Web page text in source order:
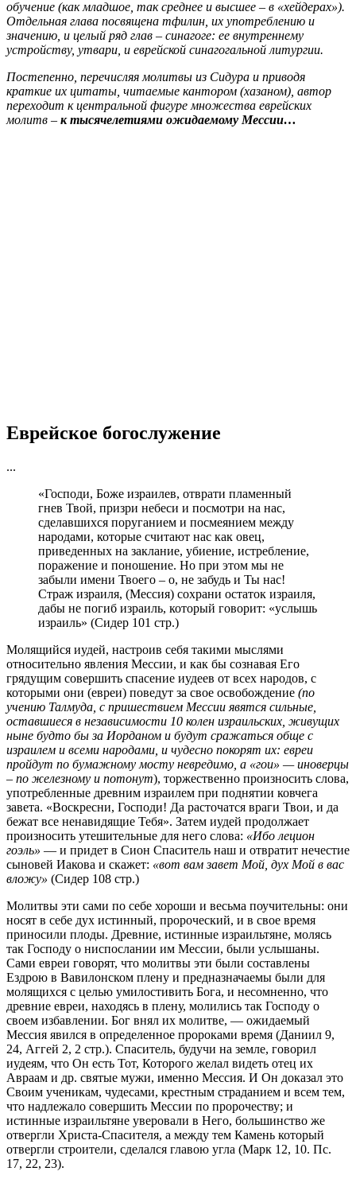
обучение (как младшое, так среднее и высшее – в «хейдерах»).
Отдельная глава посвящена тфилин, их употреблению и
значению, и целый ряд глав – синагоге: ее внутреннему
устройству, утвари, и еврейской синагогальной литургии.
Постепенно, перечисляя молитвы из Сидура и приводя
краткие их цитаты, читаемые кантором (хазаном), автор
переходит к центральной фигуре множества еврейских
молитв – к тысячелетиями ожидаемому Мессии…
Еврейское богослужение
...
«Господи, Боже израилев, отврати пламенный
гнев Твой, призри небеси и посмотри на нас,
сделавшихся поруганием и посмеянием между
народами, которые считают нас как овец,
приведенных на заклание, убиение, истребление,
поражение и поношение. Но при этом мы не
забыли имени Твоего – о, не забудь и Ты нас!
Страж израиля, (Мессия) сохрани остаток израиля,
дабы не погиб израиль, который говорит: «услышь
израиль» (Сидер 101 стр.)
Молящийся иудей, настроив себя такими мыслями
относительно явления Мессии, и как бы сознавая Его
грядущим совершить спасение иудеев от всех народов, с
которыми они (евреи) поведут за свое освобождение (по
учению Талмуда, с пришествием Мессии явятся сильные,
оставшиеся в независимости 10 колен израильских, живущих
ныне будто бы за Иорданом и будут сражаться обще с
израилем и всеми народами, и чудесно покорят их: евреи
пройдут по бумажному мосту невредимо, а «гои» — иноверцы
– по железному и потонут), торжественно произносить слова,
употребленные древним израилем при поднятии ковчега
завета. «Воскресни, Господи! Да расточатся враги Твои, и да
бежат все ненавидящие Тебя». Затем иудей продолжает
произносить утешительные для него слова: «Ибо лецион
гоэль» — и придет в Сион Спаситель наш и отвратит нечестие
сыновей Иакова и скажет: «вот вам завет Мой, дух Мой в вас
вложу» (Сидер 108 стр.)
Молитвы эти сами по себе хороши и весьма поучительны: они
носят в себе дух истинный, пророческий, и в свое время
приносили плоды. Древние, истинные израильтяне, молясь
так Господу о ниспослании им Мессии, были услышаны.
Сами евреи говорят, что молитвы эти были составлены
Ездрою в Вавилонском плену и предназначаемы были для
молящихся с целью умилостивить Бога, и несомненно, что
древние евреи, находясь в плену, молились так Господу о
своем избавлении. Бог внял их молитве, — ожидаемый
Мессия явился в определенное пророками время (Даниил 9,
24, Аггей 2, 2 стр.). Спаситель, будучи на земле, говорил
иудеям, что Он есть Тот, Которого желал видеть отец их
Авраам и др. святые мужи, именно Мессия. И Он доказал это
Своим ученикам, чудесами, крестным страданием и всем тем,
что надлежало совершить Мессии по пророчеству; и
истинные израильтяне уверовали в Него, большинство же
отвергли Христа-Спасителя, а между тем Камень который
отвергли строители, сделался главою угла (Марк 12, 10. Пс.
17, 22, 23).